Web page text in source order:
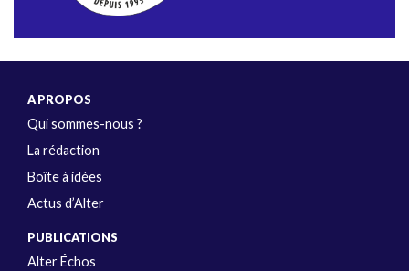
A PROPOS
Qui sommes-nous ?
La rédaction
Boîte à idées
Actus d’Alter
PUBLICATIONS
Alter Échos